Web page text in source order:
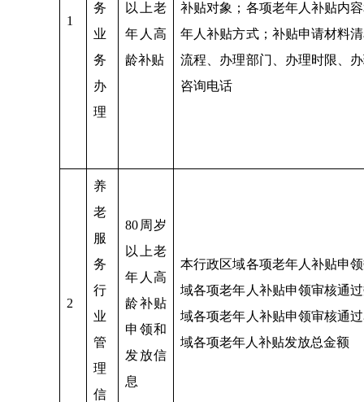
1
务
业
务
办
理
以上老
年人高
龄补贴
补贴对象；各项老年人补贴内
年人补贴方式；补贴申请材料
流程、办理部门、办理时限、
咨询电话
2
养
老
服
务
行
业
管
理
信
80周岁
以上老
年人高
龄补贴
申领和
发放信
息
本行政区域各项老年人补贴申
域各项老年人补贴申领审核通
域各项老年人补贴申领审核通
域各项老年人补贴发放总金额